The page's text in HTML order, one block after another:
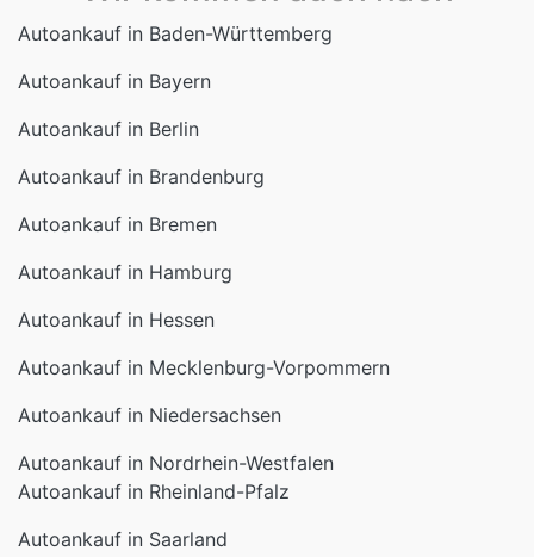
Autoankauf in Baden-Württemberg
Autoankauf in Bayern
Autoankauf in Berlin
Autoankauf in Brandenburg
Autoankauf in Bremen
Autoankauf in Hamburg
Autoankauf in Hessen
Autoankauf in Mecklenburg-Vorpommern
Autoankauf in Niedersachsen
Autoankauf in Nordrhein-Westfalen
Autoankauf in Rheinland-Pfalz
Autoankauf in Saarland